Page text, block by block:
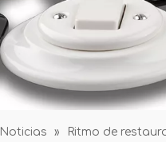
Noticias » Ritmo de